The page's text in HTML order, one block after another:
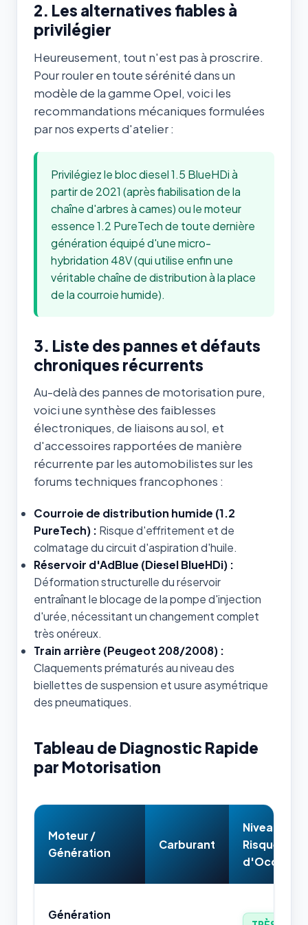
2. Les alternatives fiables à
privilégier
Heureusement, tout n'est pas à proscrire.
Pour rouler en toute sérénité dans un
modèle de la gamme Opel, voici les
recommandations mécaniques formulées
par nos experts d'atelier :
Privilégiez le bloc diesel 1.5 BlueHDi à
partir de 2021 (après fiabilisation de la
chaîne d'arbres à cames) ou le moteur
essence 1.2 PureTech de toute dernière
génération équipé d'une micro-
hybridation 48V (qui utilise enfin une
véritable chaîne de distribution à la place
de la courroie humide).
3. Liste des pannes et défauts
chroniques récurrents
Au-delà des pannes de motorisation pure,
voici une synthèse des faiblesses
électroniques, de liaisons au sol, et
d'accessoires rapportées de manière
récurrente par les automobilistes sur les
forums techniques francophones :
Courroie de distribution humide (1.2
PureTech) : Risque d'effritement et de
colmatage du circuit d'aspiration d'huile.
Réservoir d'AdBlue (Diesel BlueHDi) :
Déformation structurelle du réservoir
entraînant le blocage de la pompe d'injection
d'urée, nécessitant un changement complet
très onéreux.
Train arrière (Peugeot 208/2008) :
Claquements prématurés au niveau des
biellettes de suspension et usure asymétrique
des pneumatiques.
Tableau de Diagnostic Rapide
par Motorisation
Moteur /
Génération
Carburant
Niveau de
Risque
d'Occasion
Génération